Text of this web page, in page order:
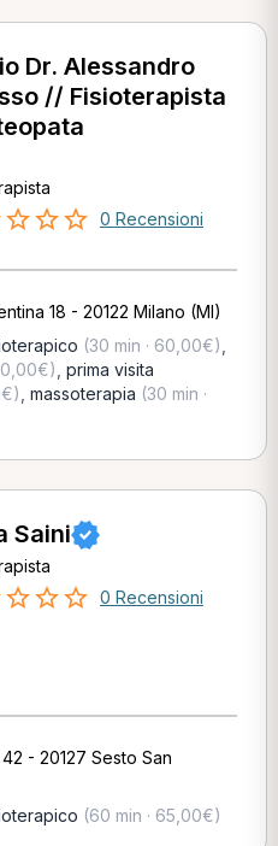
Dr. Alessandro
// Fisioterapista
0 Recensioni
18 - 20122 Milano (MI)
(30 min · 60,00€)
prima visita
massoterapia (30 min ·
Saini
0 Recensioni
- 20127 Sesto San
(60 min · 65,00€)